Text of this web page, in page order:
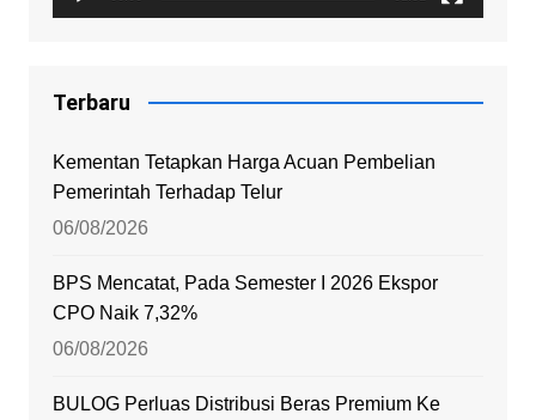
Terbaru
Kementan Tetapkan Harga Acuan Pembelian
Pemerintah Terhadap Telur
06/08/2026
BPS Mencatat, Pada Semester I 2026 Ekspor
CPO Naik 7,32%
06/08/2026
BULOG Perluas Distribusi Beras Premium Ke